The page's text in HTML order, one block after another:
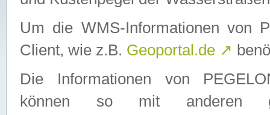
Um die WMS-Informationen von
Client, wie z.B. Geoportal.de ↗
Die Informationen von
können so mit anderen